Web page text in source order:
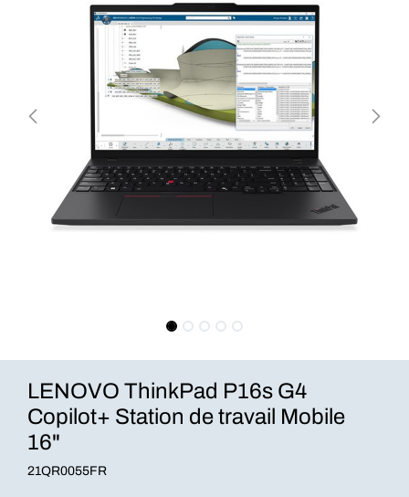
LENOVO ThinkPad P16s G4
Copilot+ Station de travail Mobile
16"
21QR0055FR